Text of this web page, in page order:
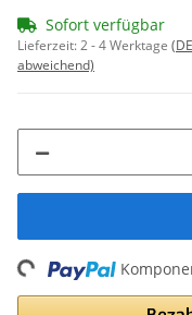
Sofort verfügbar
Lieferzeit:2 - 4 Werktage
abweichend)